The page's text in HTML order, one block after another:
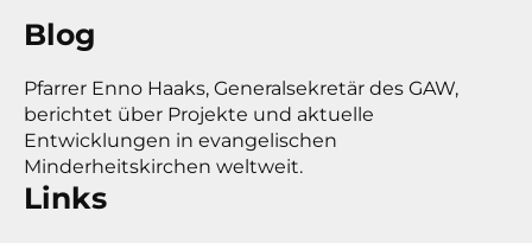
Blog
Pfarrer Enno Haaks, Generalsekretär des GAW,
berichtet über Projekte und aktuelle
Entwicklungen in evangelischen
Minderheitskirchen weltweit.
Links